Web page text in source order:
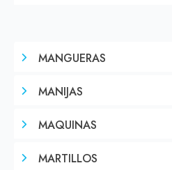
MANGUERAS
MANIJAS
MAQUINAS
MARTILLOS